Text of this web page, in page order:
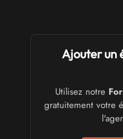
SALONS &
Trolls et
du 26 au 28 mars
CULTURE JAPONAISE
Mang'Azur 2027
les 24 et 25 avril 2027 -
Ajouter un
Utilisez notre
gratuitement votre